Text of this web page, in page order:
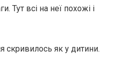
Тут всі на неї похожі і
скривилось як у дитини.